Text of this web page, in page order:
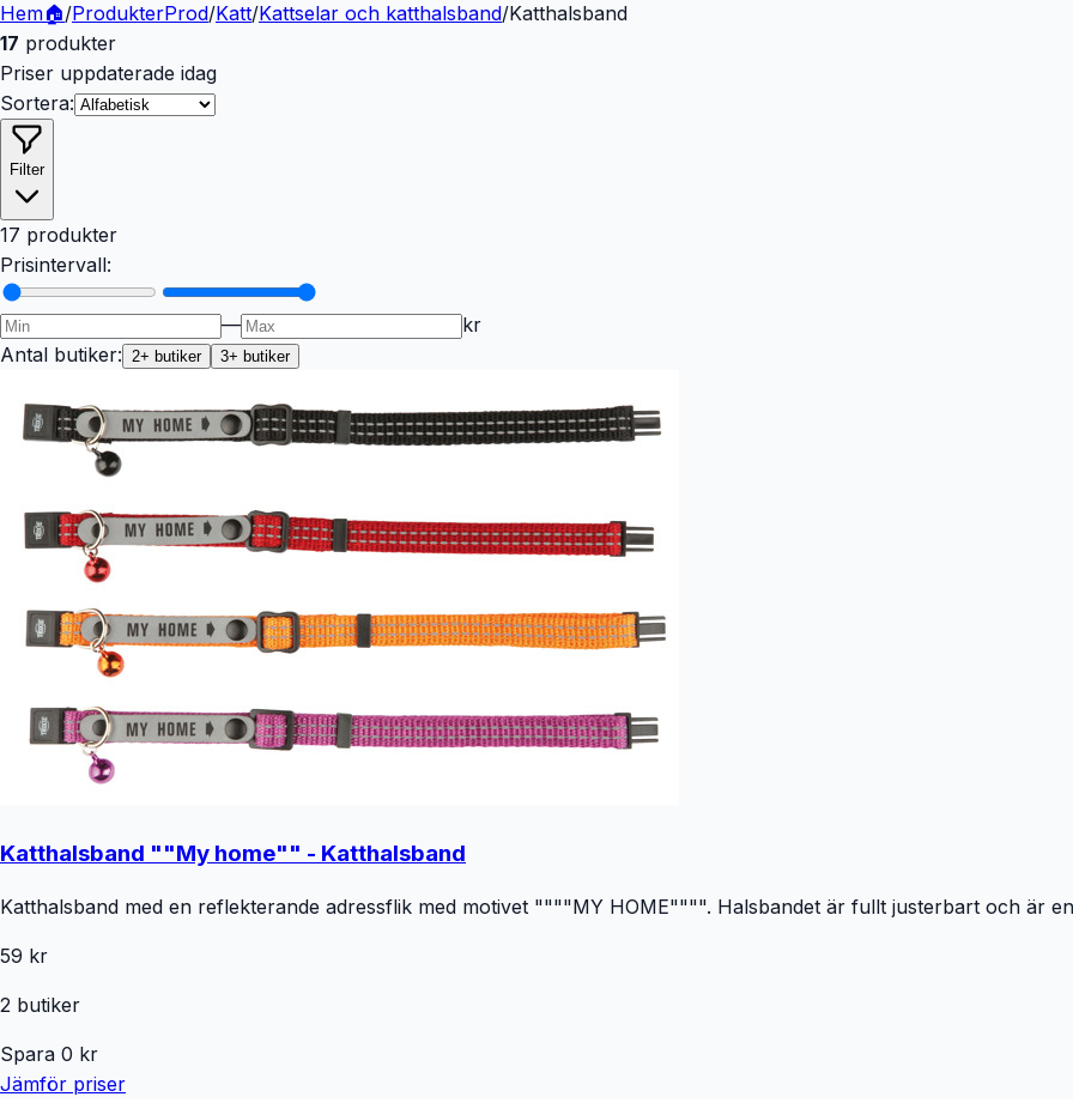
Hem🏠/ProdukterProd/Katt/Kattselar och katthalsband/Katthalsband
17 produkter
Priser uppdaterade idag
Sortera:
Filter
17 produkter
Prisintervall:
—
kr
Antal butiker: 2+ butiker 3+ butiker
Katthalsband ""My home"" - Katthalsband
Katthalsband med en reflekterande adressflik med motivet """"MY HOME"""". Halsbandet är fullt justerbart och är
59 kr
2 butiker
Spara 0 kr
Jämför priser